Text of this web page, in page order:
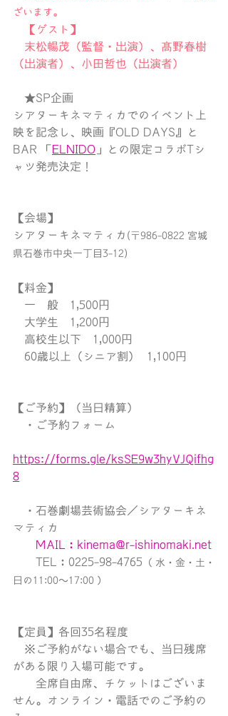
ざいます。
【ゲスト】
末松暢茂（監督・出演）、髙野春樹
（出演者）、小田哲也（出演者）
★SP企画
シアターキネマティカでのイベント上
映を記念し、映画『OLD DAYS』と
BAR 「 ELNIDO 」との限定コラボTシ
ャツ発売決定！
【会場】
シアターキネマティカ (〒986-0822 宮城
県石巻市中央一丁目3-12)
【料金】
一　般　1,500円
大学生　1,200円
高校生以下　1,000円
60歳以上（シニア割）  1,100円
【ご予約】（当日精算）
・ご予約フォーム
https://forms.gle/ksSE9w3hyVJQifhg
8
・石巻劇場芸術協会／シアターキネ
マティカ
MAIL：kinema@r-ishinomaki.net
TEL：0225-98-4765 （ 水・金・土・
日の11:00〜17:00 ）
【定員】各回35名程度
※ご予約がない場合でも、当日残席
がある限り入場可能です。
全席自由席、チケットはございま
せん。オンライン・電話でのご予約の